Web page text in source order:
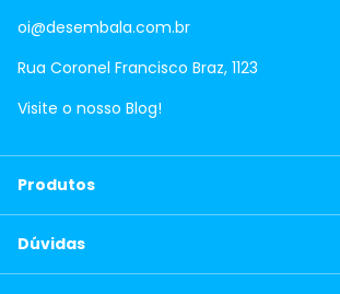
oi@desembala.com.br
Rua Coronel Francisco Braz, 1123
Visite o nosso Blog!
Produtos
Dúvidas